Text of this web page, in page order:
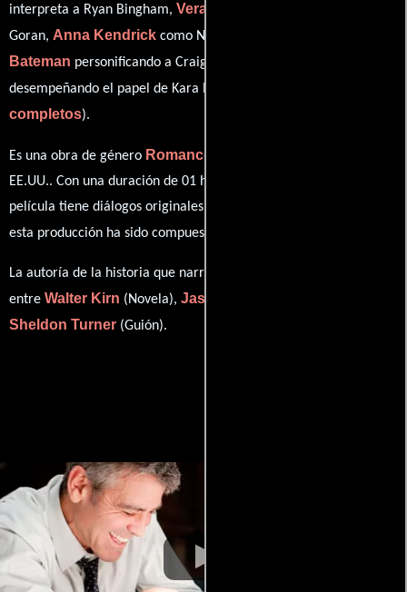
interpreta a Ryan Bingham, Vera Farmiga
Goran, Anna Kendrick como Natalie Keener,
Bateman personificando a Craig Gregory y
desempeñando el papel de Kara Bingham (
completos).
Es una obra de género Romance
EE.UU.. Con una duración de 01 hr 49 min (109 minutos), esta
película tiene diálogos originales en
esta producción ha sido compuesta por
La autoría de la historia que narra esta obra está compartida
entre Walter Kirn (Novela), Jason Reitman
Sheldon Turner (Guión).